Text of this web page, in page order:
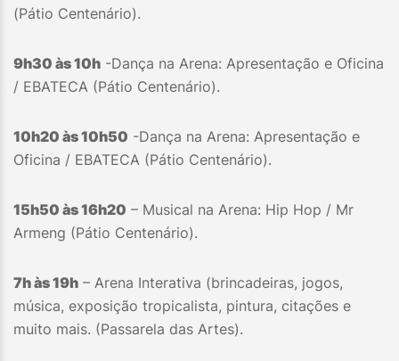
(Pátio Centenário).
9h30 às 10h -Dança na Arena: Apresentação e Oficina
/ EBATECA (Pátio Centenário).
10h20 às 10h50 -Dança na Arena: Apresentação e
Oficina / EBATECA (Pátio Centenário).
15h50 às 16h20 – Musical na Arena: Hip Hop / Mr
Armeng (Pátio Centenário).
7h às 19h – Arena Interativa (brincadeiras, jogos,
música, exposição tropicalista, pintura, citações e
muito mais. (Passarela das Artes).